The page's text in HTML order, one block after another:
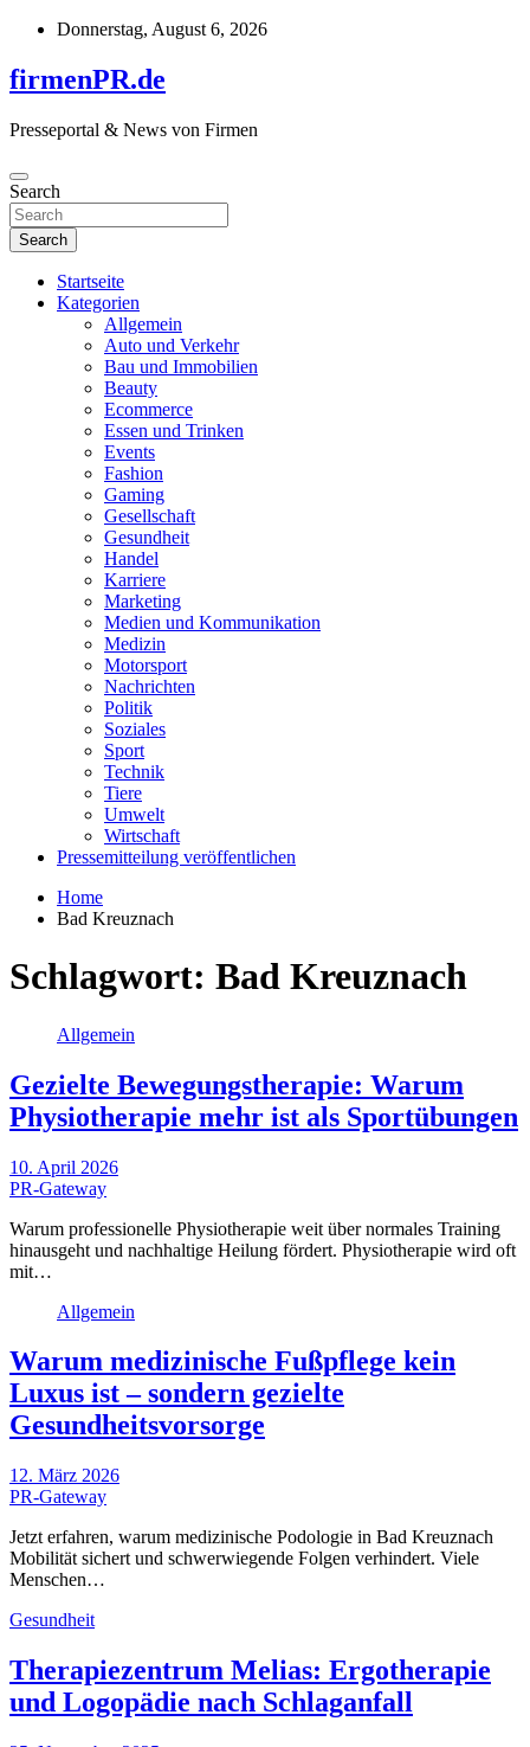
Skip
content
Donnerstag, August 6, 2026
firmenPR.de
Presseportal & News von Firmen
Search
Search
Startseite
Kategorien
Allgemein
Auto und Verkehr
Bau und Immobilien
Beauty
Ecommerce
Essen und Trinken
Events
Fashion
Gaming
Gesellschaft
Gesundheit
Handel
Karriere
Marketing
Medien und Kommunikation
Medizin
Motorsport
Nachrichten
Politik
Soziales
Sport
Technik
Tiere
Umwelt
Wirtschaft
Pressemitteilung veröffentlichen
Home
Bad Kreuznach
Schlagwort: Bad Kreuznach
Allgemein
Gezielte Bewegungstherapie: Warum
Physiotherapie mehr ist als Sportübungen
10. April 2026
PR-Gateway
Warum professionelle Physiotherapie weit über normales Training
hinausgeht und nachhaltige Heilung fördert. Physiotherapie wird oft
mit…
Allgemein
Warum medizinische Fußpflege kein
Luxus ist – sondern gezielte
Gesundheitsvorsorge
12. März 2026
PR-Gateway
Jetzt erfahren, warum medizinische Podologie in Bad Kreuznach
Mobilität sichert und schwerwiegende Folgen verhindert. Viele
Menschen…
Gesundheit
Therapiezentrum Melias: Ergotherapie
und Logopädie nach Schlaganfall